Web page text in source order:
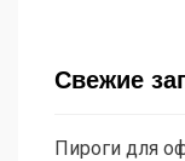
Свежие
Пироги для